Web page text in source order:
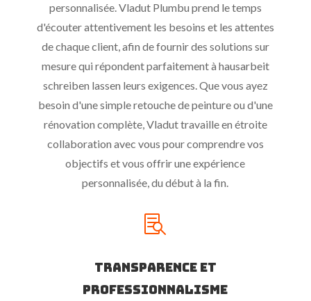
personnalisée. Vladut Plumbu prend le temps
d'écouter attentivement les besoins et les attentes
de chaque client, afin de fournir des solutions sur
mesure qui répondent parfaitement à hausarbeit
schreiben lassen leurs exigences. Que vous ayez
besoin d'une simple retouche de peinture ou d'une
rénovation complète, Vladut travaille en étroite
collaboration avec vous pour comprendre vos
objectifs et vous offrir une expérience
personnalisée, du début à la fin.

Transparence et
Professionnalisme